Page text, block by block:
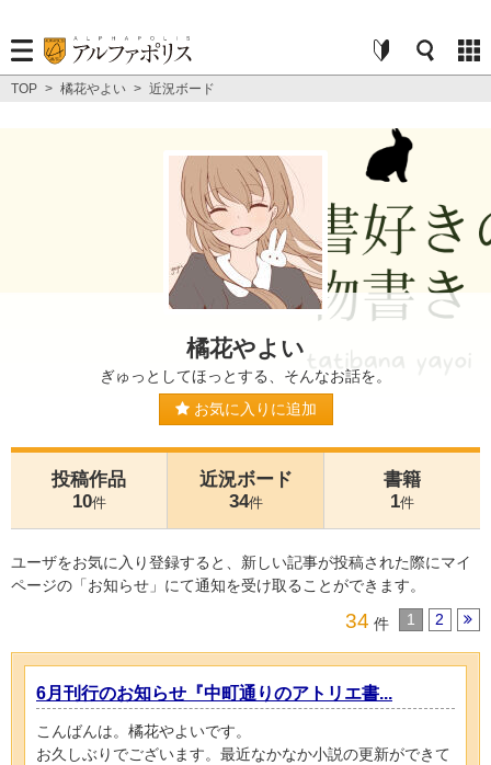
TOP > 橘花やよい > 近況ボード
橘花やよい
ぎゅっとしてほっとする、そんなお話を。
お気に入りに追加
投稿作品
10件
近況ボード
34件
書籍
1件
ユーザをお気に入り登録すると、新しい記事が投稿された際にマイ
ページの「お知らせ」にて通知を受け取ることができます。
34 件 1 2
6月刊行のお知らせ『中町通りのアトリエ書...
こんばんは。橘花やよいです。
お久しぶりでございます。最近なかなか小説の更新ができて